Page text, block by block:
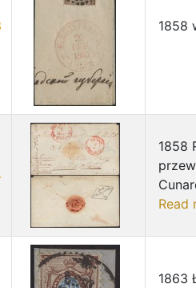
1858
1858
Read
1863